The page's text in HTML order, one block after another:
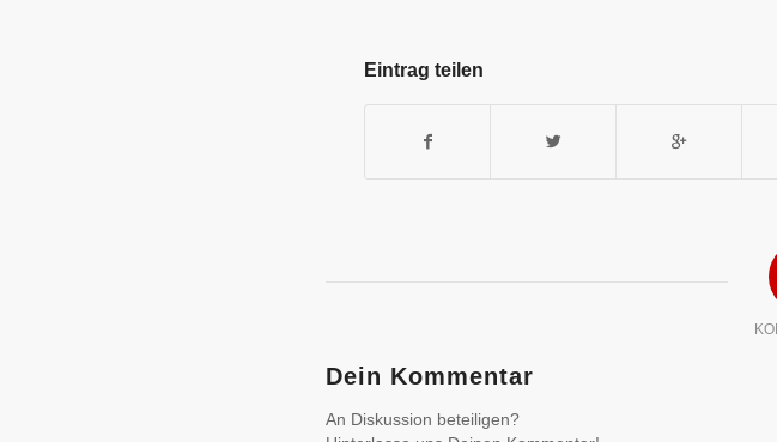
Eintrag teilen
Dein Kommentar
An Diskussion beteiligen?